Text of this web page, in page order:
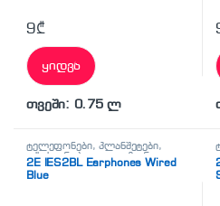
9₾
ყიდვა
თვეში: 0.75 ლ
ტელეფონები, პლანშეტები,
აქსესუარები,ტელევიზორი,
ყურსასმენები
2E IES2BL Earphones Wired
Blue